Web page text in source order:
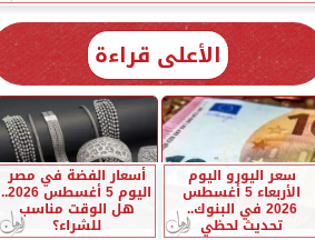
الأعلى قراءة
سعر اليورو اليوم
الأربعاء 5 أغسطس
2026 في البنوك..
تحديث لحظي
أسعار الفضة في مصر
اليوم 5 أغسطس 2026..
هل الوقت مناسب
للشراء؟